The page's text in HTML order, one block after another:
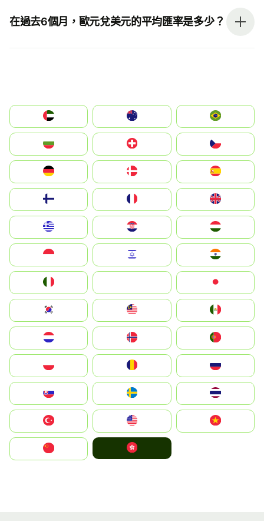
在過去6個月，歐元兌美元的平均匯率是多少？
الإمارات العربية المتحدة
Switzerland
Deutschland
United Kingdom
Magyarország
South Korea
United States
中國香港特別行政區